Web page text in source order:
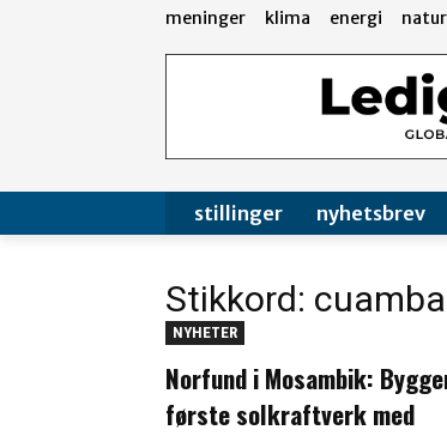
meninger klima energi
stillinger nyhetsbrev
Stikkord:
NYHETER
Norfund i Mosambik:
første solkraftverk med